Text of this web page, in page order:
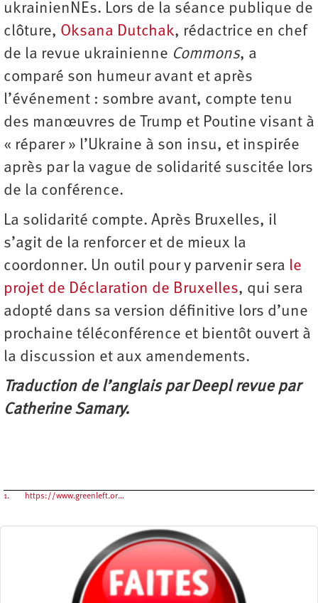
ukrainienNEs. Lors de la séance publique de
clôture, Oksana Dutchak, rédactrice en chef
de la revue ukrainienne Commons, a
comparé son humeur avant et après
l’événement : sombre avant, compte tenu
des manœuvres de Trump et Poutine visant à
« réparer » l’Ukraine à son insu, et inspirée
après par la vague de solidarité suscitée lors
de la conférence.
La solidarité compte. Après Bruxelles, il
s’agit de la renforcer et de mieux la
coordonner. Un outil pour y parvenir sera le
projet de Déclaration de Bruxelles, qui sera
adopté dans sa version définitive lors d’une
prochaine téléconférence et bientôt ouvert à
la discussion et aux amendements.
Traduction de l’anglais par Deepl revue par
Catherine Samary.
1. https://www.greenleft.or…